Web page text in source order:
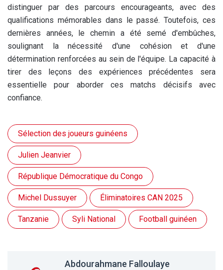
distinguer par des parcours encourageants, avec des
qualifications mémorables dans le passé. Toutefois, ces
dernières années, le chemin a été semé d'embûches,
soulignant la nécessité d'une cohésion et d'une
détermination renforcées au sein de l'équipe. La capacité à
tirer des leçons des expériences précédentes sera
essentielle pour aborder ces matchs décisifs avec
confiance.
Sélection des joueurs guinéens
Julien Jeanvier
République Démocratique du Congo
Michel Dussuyer Éliminatoires CAN 2025
Tanzanie Syli National Football guinéen
Abdourahmane Falloulaye